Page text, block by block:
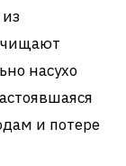
насухо
и потере